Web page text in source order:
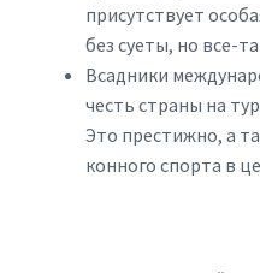
присутствует
без суеты, но все-
Всадники
честь страны на
Это престижно, а
конного спорта в